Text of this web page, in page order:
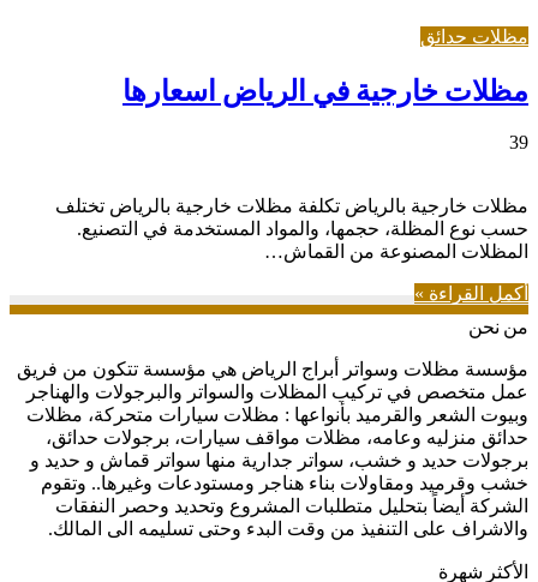
مظلات حدائق
مظلات خارجية في الرياض اسعارها
39
مظلات خارجية بالرياض تكلفة مظلات خارجية بالرياض تختلف
حسب نوع المظلة، حجمها، والمواد المستخدمة في التصنيع.
المظلات المصنوعة من القماش…
أكمل القراءة »
من نحن
مؤسسة مظلات وسواتر أبراج الرياض هي مؤسسة تتكون من فريق
عمل متخصص في تركيب المظلات والسواتر والبرجولات والهناجر
وبيوت الشعر والقرميد بأنواعها : مظلات سيارات متحركة، مظلات
حدائق منزليه وعامه، مظلات مواقف سيارات، برجولات حدائق،
برجولات حديد و خشب، سواتر جدارية منها سواتر قماش و حديد و
خشب وقرميد ومقاولات بناء هناجر ومستودعات وغيرها.. وتقوم
الشركة أيضاً بتحليل متطلبات المشروع وتحديد وحصر النفقات
والاشراف على التنفيذ من وقت البدء وحتى تسليمه الى المالك.
الأكثر شهرة